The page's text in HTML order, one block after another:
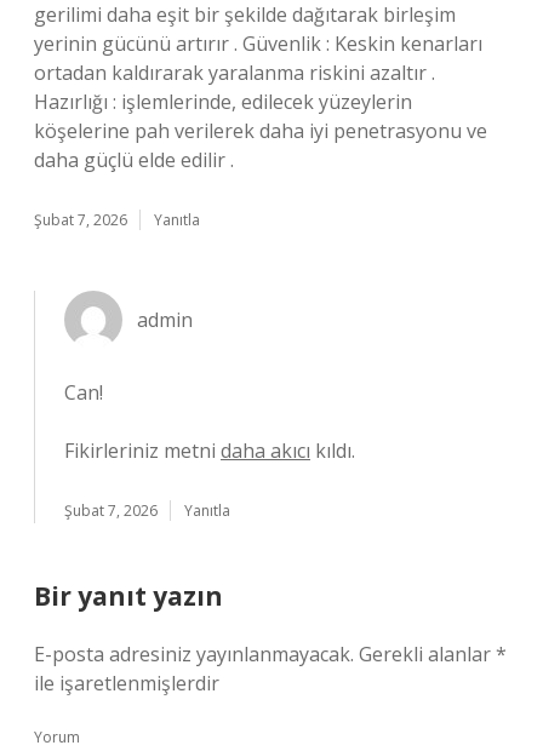
gerilimi daha eşit bir şekilde dağıtarak birleşim
yerinin gücünü artırır . Güvenlik : Keskin kenarları
ortadan kaldırarak yaralanma riskini azaltır .
Hazırlığı : işlemlerinde, edilecek yüzeylerin
köşelerine pah verilerek daha iyi penetrasyonu ve
daha güçlü elde edilir .
Şubat 7, 2026 Yanıtla
admin
Can!
Fikirleriniz metni daha akıcı kıldı.
Şubat 7, 2026 Yanıtla
Bir yanıt yazın
E-posta adresiniz yayınlanmayacak. Gerekli alanlar*
ile işaretlenmişlerdir
Yorum